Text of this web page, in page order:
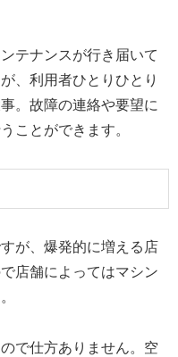
テナンスが行き届いて
、利用者ひとりひとり
。故障の連絡や要望に
ことができます。
が、爆発的に増える店
店舗によってはマシン
で仕方ありません。空